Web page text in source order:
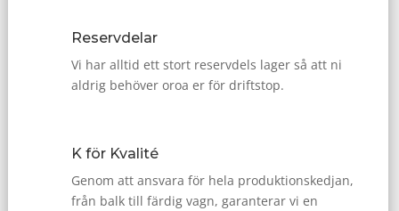
Reservdelar
Vi har alltid ett stort reservdels lager så att ni
aldrig behöver oroa er för driftstop.
K för Kvalité
Genom att ansvara för hela produktionskedjan,
från balk till färdig vagn, garanterar vi en